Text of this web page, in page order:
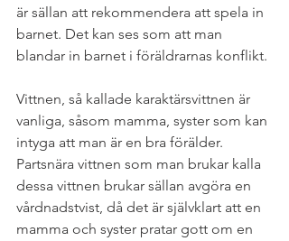
är sällan att rekommendera att spela in
barnet. Det kan ses som att man
blandar in barnet i föräldrarnas konflikt.
Vittnen, så kallade karaktärsvittnen är
vanliga, såsom mamma, syster som kan
intyga att man är en bra förälder.
Partsnära vittnen som man brukar kalla
dessa vittnen brukar sällan avgöra en
vårdnadstvist, då det är självklart att en
mamma och syster pratar gott om en